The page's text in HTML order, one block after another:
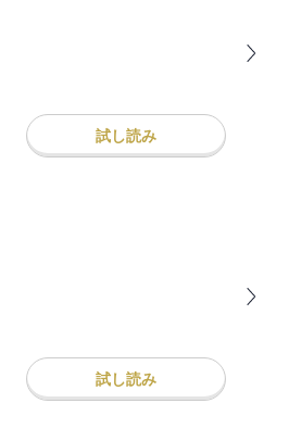
試し読み
試し読み